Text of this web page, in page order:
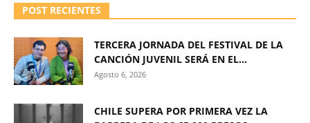
POST RECIENTES
TERCERA JORNADA DEL FESTIVAL DE LA
CANCIÓN JUVENIL SERÁ EN EL...
Agosto 6, 2026
CHILE SUPERA POR PRIMERA VEZ LA